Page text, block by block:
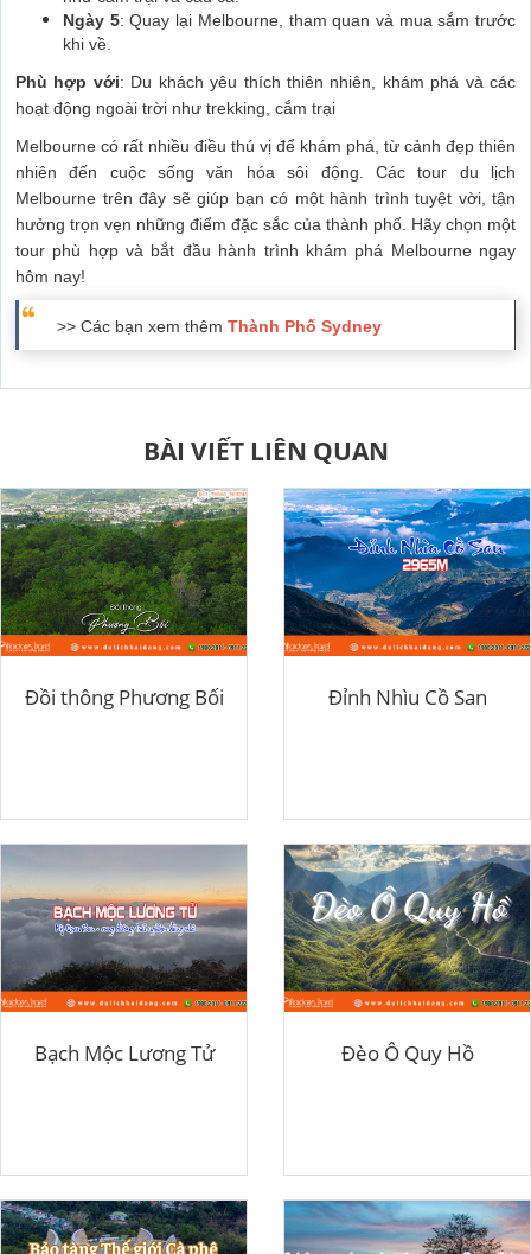
Ngày 5: Quay lại Melbourne, tham quan và mua sắm trước
khi về.
Phù hợp với: Du khách yêu thích thiên nhiên, khám phá và các
hoạt động ngoài trời như trekking, cắm trại
Melbourne có rất nhiều điều thú vị để khám phá, từ cảnh đẹp thiên
nhiên đến cuộc sống văn hóa sôi động. Các tour du lịch
Melbourne trên đây sẽ giúp bạn có một hành trình tuyệt vời, tận
hưởng trọn vẹn những điểm đặc sắc của thành phố. Hãy chọn một
tour phù hợp và bắt đầu hành trình khám phá Melbourne ngay
hôm nay!
>> Các bạn xem thêm Thành Phố Sydney
BÀI VIẾT LIÊN QUAN
Đồi thông Phương Bối Đỉnh Nhìu Cồ San
Bạch Mộc Lương Tử Đèo Ô Quy Hồ